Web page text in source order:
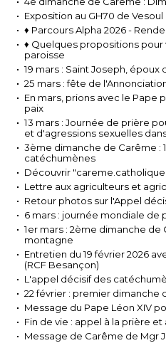
Exposition au GH70 de Vesoul
♦ Parcours Alpha 2026 -
♦ Quelques propositions
paroisse
19 mars : Saint Joseph, époux
25 mars : fête de
En mars, prions avec le Pape
paix
13 mars : Journée de prière
et d'agressions sexuelles
3ème dimanche de Carême :
catéchumènes
Découvrir
Lettre aux agriculteurs et
Retour photos sur l'Appel
6 mars : journée mondiale de
1er mars : 2ème dimanche de
montagne
Entretien du 19 février 2026
(RCF Besançon)
L'appel décisif des
22 février : premier dimanche
Message du Pape Léon XIV
Fin de vie : appel à la prière
Message de Carême de Mgr